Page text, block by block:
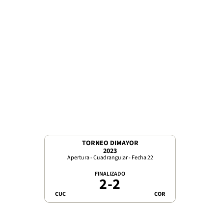
TORNEO DIMAYOR
2023
Apertura - Cuadrangular - Fecha 22
CUC
FINALIZADO
2-2 COR